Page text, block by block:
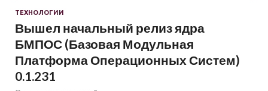
ТЕХНОЛОГИИ
Вышел начальный релиз ядра
БМПОС (Базовая Модульная
Платформа Операционных Систем)
0.1.231